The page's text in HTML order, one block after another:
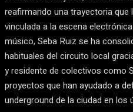
reafirmando una trayectoria que
vinculada a la escena
músico, Seba Ruiz se ha
habituales del circuito local
y residente de colectivos como
proyectos que han ayudado a
underground de la ciudad en los